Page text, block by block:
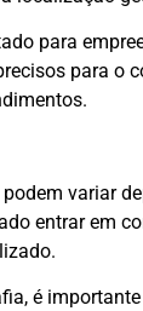
para
para o
variar
entrar em
é